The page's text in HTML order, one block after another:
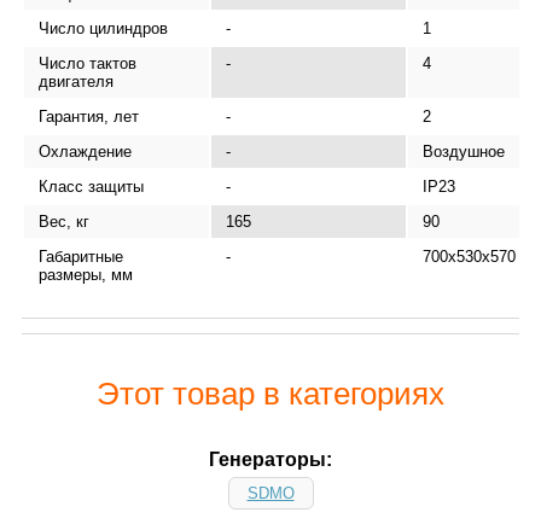
Число цилиндров -
1
Число тактов
двигателя
- 4
Гарантия, лет -
2
Охлаждение
-
Воздушное
Класс защиты
-
IP23
Вес, кг
165
90
Габаритные
размеры, мм
- 700х530х570
Этот товар в категориях
Генераторы:
SDMO